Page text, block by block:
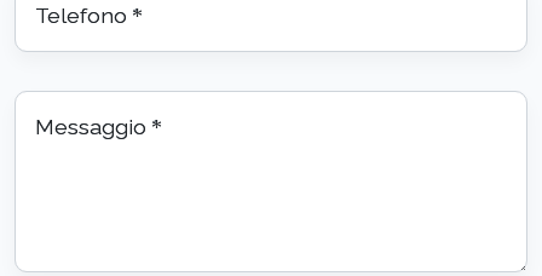
Telefono *
Messaggio *